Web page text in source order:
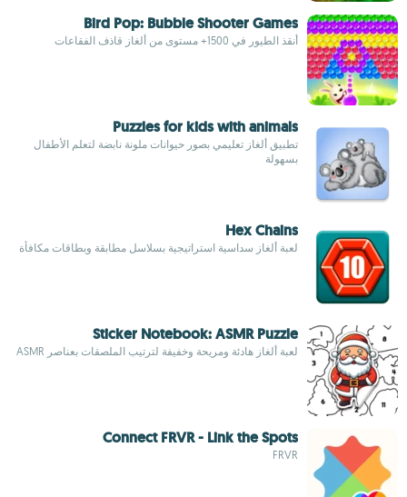
Bird Pop: Bubble Shooter Games
أنقذ الطيور في 1500+ مستوى من ألغاز قاذف الفقاعات
Puzzles for kids with animals
تطبيق ألغاز تعليمي بصور حيوانات ملونة نابضة لتعلم الأطفال
بسهولة
Hex Chains
لعبة ألغاز سداسية استراتيجية بسلاسل مطابقة وبطاقات مكافأة
Sticker Notebook: ASMR Puzzle
لعبة ألغاز هادئة ومريحة وخفيفة لترتيب الملصقات بعناصر ASMR
Connect FRVR - Link the Spots
FRVR